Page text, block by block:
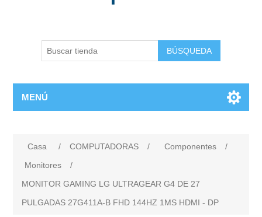
BÚSQUEDA
MENÚ
Casa / COMPUTADORAS / Componentes
/
Monitores
/
MONITOR GAMING LG ULTRAGEAR G4 DE 27
PULGADAS 27G411A-B FHD 144HZ 1MS HDMI - DP